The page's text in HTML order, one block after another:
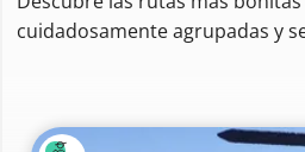
cuidadosamente agrupadas y